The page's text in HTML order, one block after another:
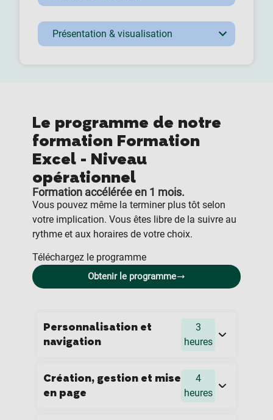
Présentation & visualisation
Le programme de notre
formation Formation
Excel - Niveau
opérationnel
Formation accélérée en 1 mois.
Vous pouvez même la terminer plus tôt selon
votre implication. Vous êtes libre de la suivre au
rythme et aux horaires de votre choix.
Téléchargez le programme
Obtenir le programme
Personnalisation et
navigation
3
heures
Création, gestion et mise
en page
4
heures